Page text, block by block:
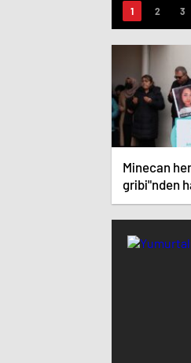
Minecan
gribi"nden
Haberler |